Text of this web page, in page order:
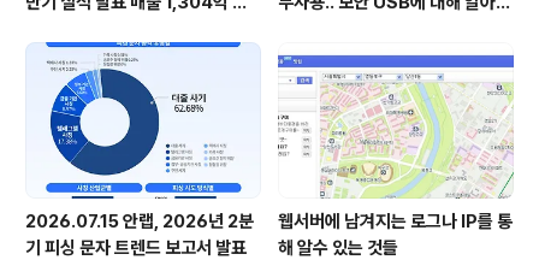
2026.07.15 안랩, 2026년 2분
기 피싱 문자 트렌드 보고서 발표
웹서버에 남겨지는 로그나 IP를 통
해 알수 있는 것들